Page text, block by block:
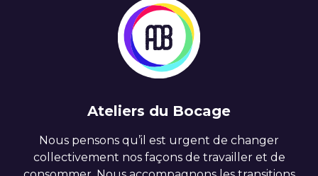
Ateliers du Bocage
Nous pensons qu’il est urgent de changer
collectivement nos façons de travailler et de